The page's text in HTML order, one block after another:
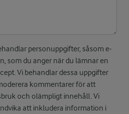
personuppgifter, såsom e-
som du anger när du lämnar en
Vi behandlar dessa uppgifter
kommentarer för att
och olämpligt innehåll. Vi
att inkludera information i